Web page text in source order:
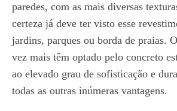
paredes, com as mais diversas
certeza já deve ter visto esse
jardins, parques ou borda de praias.
vez mais têm optado pelo concreto
ao elevado grau de sofisticação e
todas as outras inúmeras vantagens.